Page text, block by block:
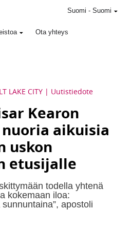
Ota yhteys
Suomi - Suomi
LAKE CITY Uutistiedote
Kearon
aikuisia
uskon
etusijalle
todella yhtenä
kokemaan iloa:
apostoli